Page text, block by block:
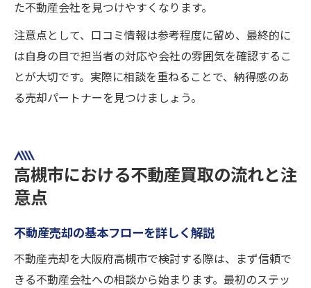
た不動産会社を見つけやすくなります。
注意点として、口コミ情報は参考程度に留め、最終的に
は自身の目で担当者の対応や会社の雰囲気を確認するこ
とが大切です。実際に相談を重ねることで、納得感のあ
る売却パートナーを見つけましょう。
高槻市における不動産買取の流れと注
意点
不動産売却の基本フローを詳しく解説
不動産売却を大阪府高槻市で検討する際は、まず信頼で
きる不動産会社への相談から始まります。最初のステッ